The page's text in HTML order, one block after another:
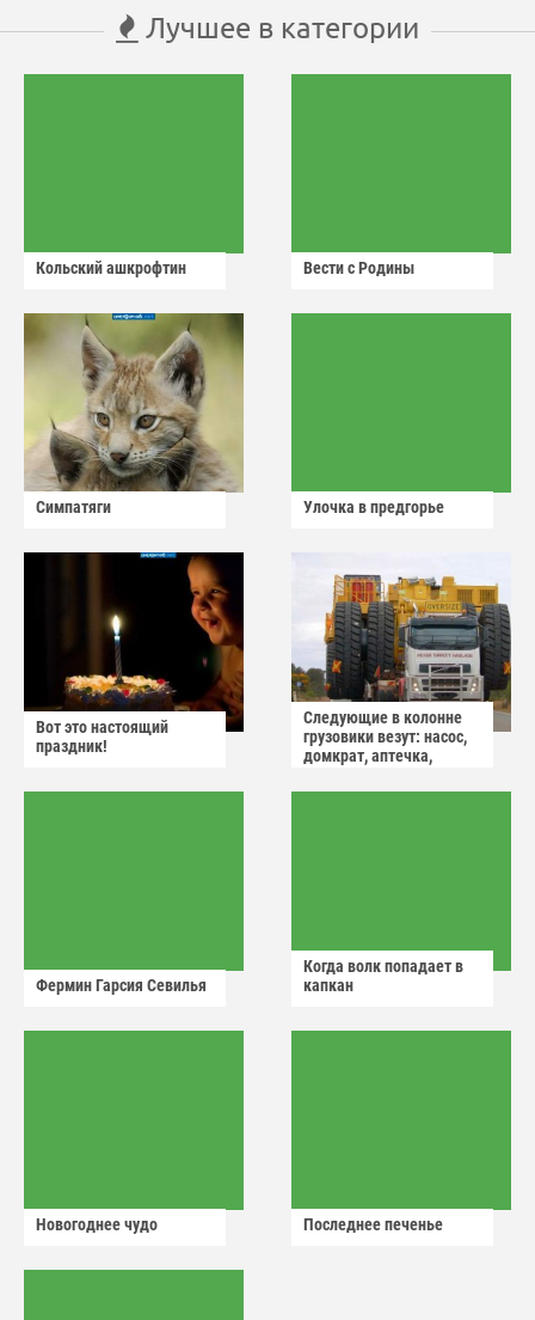
Лучшее в категории
Кольский ашкрофтин Вести с Родины
Симпатяги Улочка в предгорье
Вот это настоящий
праздник!
Следующие в колонне
грузовики везут: насос,
домкрат, аптечка,
Фермин Гарсия Севилья
Когда волк попадает в
капкан
Новогоднее чудо Последнее печенье